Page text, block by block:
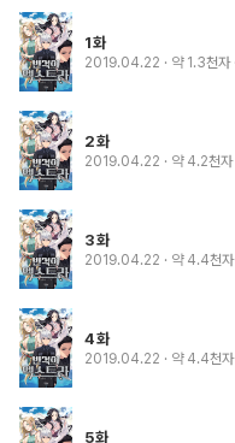
1화
2019.04.22 · 약 1.3천자
2화
2019.04.22 · 약 4.2천자
3화
2019.04.22 · 약 4.4천자
4화
2019.04.22 · 약 4.4천자
5화